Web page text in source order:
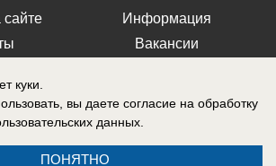
сайте
Информация
Вакансии
в сфере связи, информационных технологий и
куки.
вы даете согласие на обработку
данных.
ПОНЯТНО